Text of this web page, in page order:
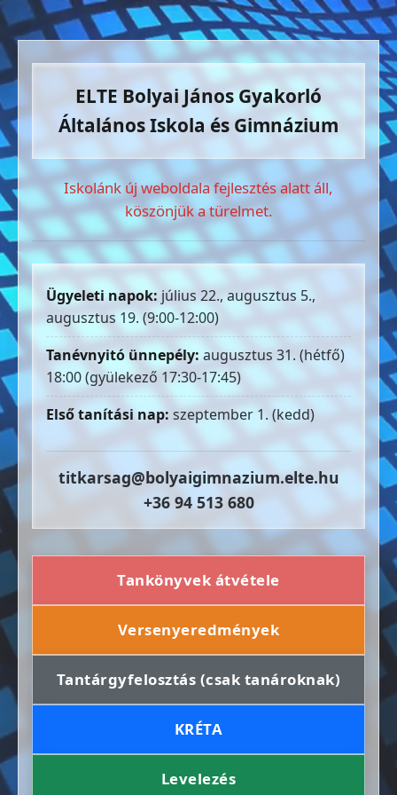
ELTE Bolyai János Gyakorló
Általános Iskola és Gimnázium
Iskolánk új weboldala fejlesztés alatt áll,
köszönjük a türelmet.
Ügyeleti napok: július 22., augusztus 5.,
augusztus 19. (9:00-12:00)
Tanévnyitó ünnepély: augusztus 31. (hétfő)
18:00 (gyülekező 17:30-17:45)
Első tanítási nap: szeptember 1. (kedd)
titkarsag@bolyaigimnazium.elte.hu
+36 94 513 680
Tankönyvek átvétele
Versenyeredmények
Tantárgyfelosztás (csak tanároknak)
KRÉTA
Levelezés